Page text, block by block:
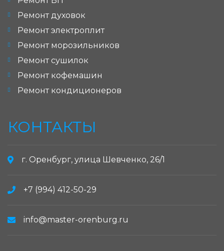
Ремонт духовок
Ремонт электроплит
Ремонт морозильников
Ремонт сушилок
Ремонт кофемашин
Ремонт кондиционеров
КОНТАКТЫ
г. Оренбург, улица Шевченко, 26/1
+7 (994) 412-50-29
info@master-orenburg.ru